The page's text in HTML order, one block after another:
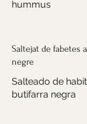
hummus
Saltejat de fabetes
negre
Salteado de
butifarra negra